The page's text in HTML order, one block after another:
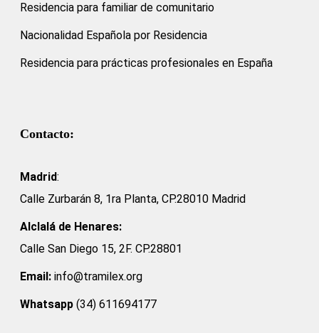
Residencia para familiar de comunitario
Nacionalidad Española por Residencia
Residencia para prácticas profesionales en España
Contacto:
Madrid:
Calle Zurbarán 8, 1ra Planta, CP.28010 Madrid
Alclalá de Henares:
Calle San Diego 15, 2F. CP.28801
Email: info@tramilex.org
Whatsapp (34) 611694177